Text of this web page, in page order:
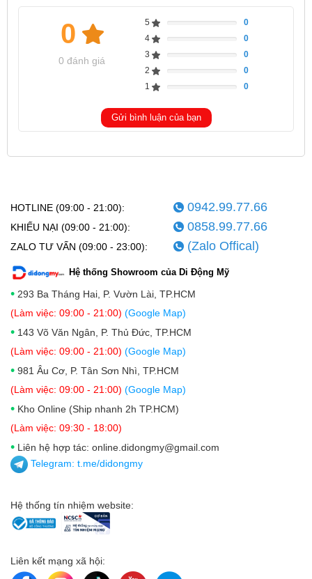
0
0 đánh giá
5
0
4
0
3
0
2
0
1
0
Gửi bình luận của bạn
HOTLINE (09:00 - 21:00): 0942.99.77.66
KHIẾU NẠI (09:00 - 21:00): 0858.99.77.66
ZALO TƯ VẤN (09:00 - 23:00): (Zalo Offical)
Hệ thống Showroom của Di Động Mỹ
• 293 Ba Tháng Hai, P. Vườn Lài, TP.HCM
(Làm việc: 09:00 - 21:00) (Google Map)
• 143 Võ Văn Ngân, P. Thủ Đức, TP.HCM
(Làm việc: 09:00 - 21:00) (Google Map)
• 981 Âu Cơ, P. Tân Sơn Nhì, TP.HCM
(Làm việc: 09:00 - 21:00) (Google Map)
• Kho Online (Ship nhanh 2h TP.HCM)
(Làm việc: 09:30 - 18:00)
• Liên hệ hợp tác: online.didongmy@gmail.com
Telegram: t.me/didongmy
Hệ thống tín nhiệm website:
Liên kết mạng xã hội: